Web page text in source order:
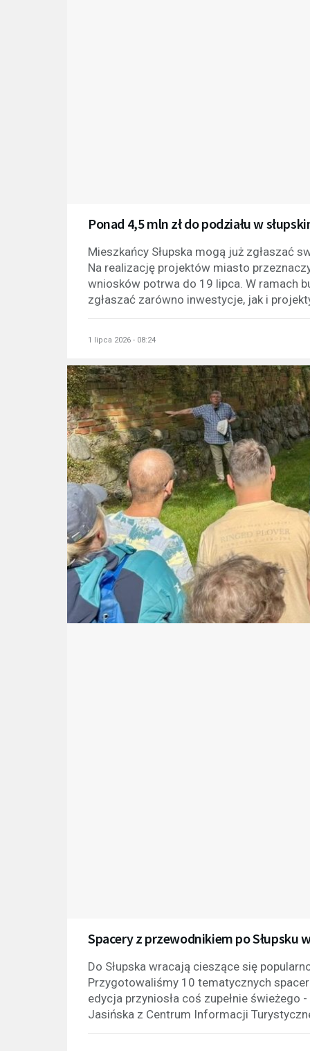
Ponad 4,5 mln zł do podziału w
Mieszkańcy Słupska mogą już zgłaszać
Na realizację projektów miasto
wniosków potrwa do 19 lipca. W ramach
zgłaszać zarówno inwestycje, jak i
1 lipca 2026 - 08:24
Spacery z przewodnikiem po Słupsku
Do Słupska wracają cieszące się
Przygotowaliśmy 10 tematycznych
edycja przyniosła coś zupełnie świeżego
Jasińska z Centrum Informacji